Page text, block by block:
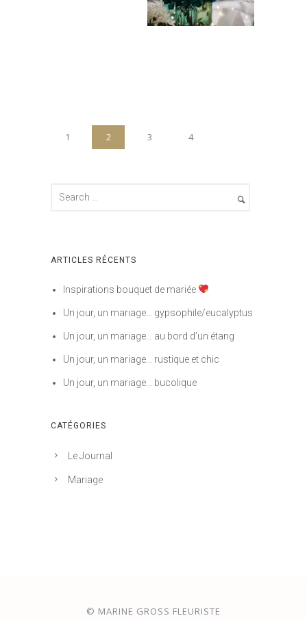
1 2 3 4
ARTICLES RÉCENTS
Inspirations bouquet de mariée
Un jour, un mariage… gypsophile/eucalyptus
Un jour, un mariage… au bord d’un étang
Un jour, un mariage… rustique et chic
Un jour, un mariage… bucolique
CATÉGORIES
Le Journal
Mariage
© MARINE GROSS FLEURISTE